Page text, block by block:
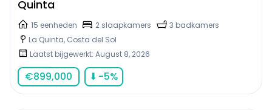
Quinta
15 eenheden 2 slaapkamers
3 badkamers
La Quinta, Costa del Sol
Laatst bijgewerkt: August 8, 2026
€899,000 ⬇ -5%